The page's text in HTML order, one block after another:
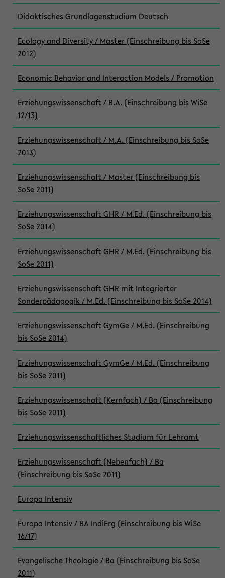
Didaktisches Grundlagenstudium Deutsch
Ecology and Diversity / Master (Einschreibung bis SoSe
2012)
Economic Behavior and Interaction Models / Promotion
Erziehungswissenschaft / B.A. (Einschreibung bis WiSe
12/13)
Erziehungswissenschaft / M.A. (Einschreibung bis SoSe
2013)
Erziehungswissenschaft / Master (Einschreibung bis
SoSe 2011)
Erziehungswissenschaft GHR / M.Ed. (Einschreibung bis
SoSe 2014)
Erziehungswissenschaft GHR / M.Ed. (Einschreibung bis
SoSe 2011)
Erziehungswissenschaft GHR mit Integrierter
Sonderpädagogik / M.Ed. (Einschreibung bis SoSe 2014)
Erziehungswissenschaft GymGe / M.Ed. (Einschreibung
bis SoSe 2014)
Erziehungswissenschaft GymGe / M.Ed. (Einschreibung
bis SoSe 2011)
Erziehungswissenschaft (Kernfach) / Ba (Einschreibung
bis SoSe 2011)
Erziehungswissenschaftliches Studium für Lehramt
Erziehungswissenschaft (Nebenfach) / Ba
(Einschreibung bis SoSe 2011)
Europa Intensiv
Europa Intensiv / BA IndiErg (Einschreibung bis WiSe
16/17)
Evangelische Theologie / Ba (Einschreibung bis SoSe
2011)